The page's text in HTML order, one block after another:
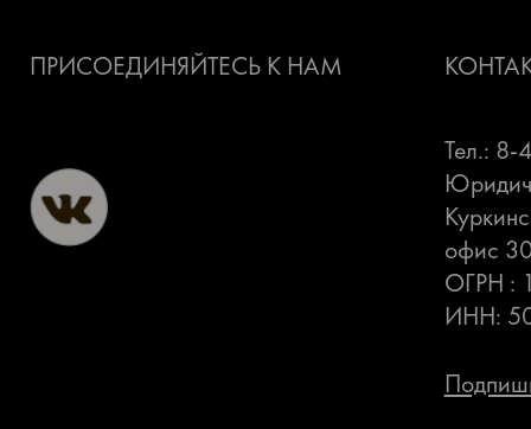
ПРИСОЕДИНЯЙТЕСЬ К НАМ
Тел.: 8-
офис
ОГРН :
ИНН: